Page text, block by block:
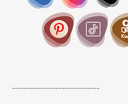
------------------------------